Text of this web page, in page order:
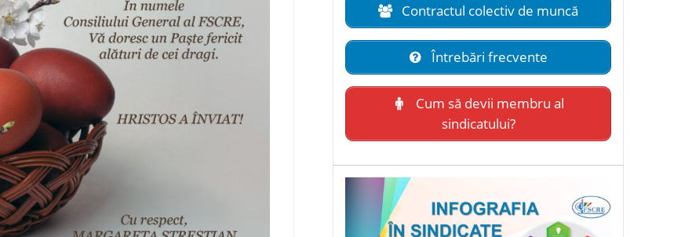
Contractul colectiv de muncă
Întrebări frecvente
Cum să devii membru al
sindicatului?